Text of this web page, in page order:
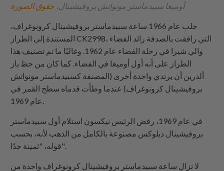
أوميغا سبيدماستر مونواتش بروفيشينال، حقوق الصورة
جلب عام 1966 ساعة سبيدماستر بروفيشينال كرونوغراف،
المستندة إلى الطراز CK2998، التي رافقت بالصدفة رائد الفضاء
والي شيرا في رحلة الفضاء عام 1962. وغالبًا ما تم تصنيف هذا
الطراز على أنه أول أوميغا في الفضاء. كما كان من حظ باز
ألدرين أن يرتدي واحدة أخرى (المصنفة كسبيدماستر مونواتش
بروفيشينال كرونوغراف) عندما وطأت قدماه سطح القمر في
في عام 1969، رفض الرئيس نيكسون استلام أول سبيدماستر
بروفيشينال ديلوكس مصنوعة بالكامل من الذهب لأنه، بحسب
قوله، "ثمينة جدًا".
لا تزال ساعة سبيدماستر بروفيشينال كرونوغراف واحدة من